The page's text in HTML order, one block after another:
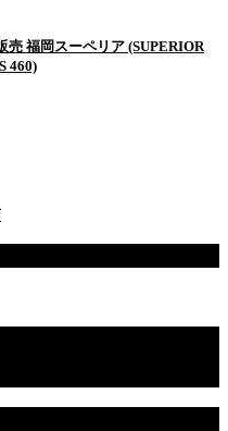
売 福岡スーペリア (SUPERIOR
460)